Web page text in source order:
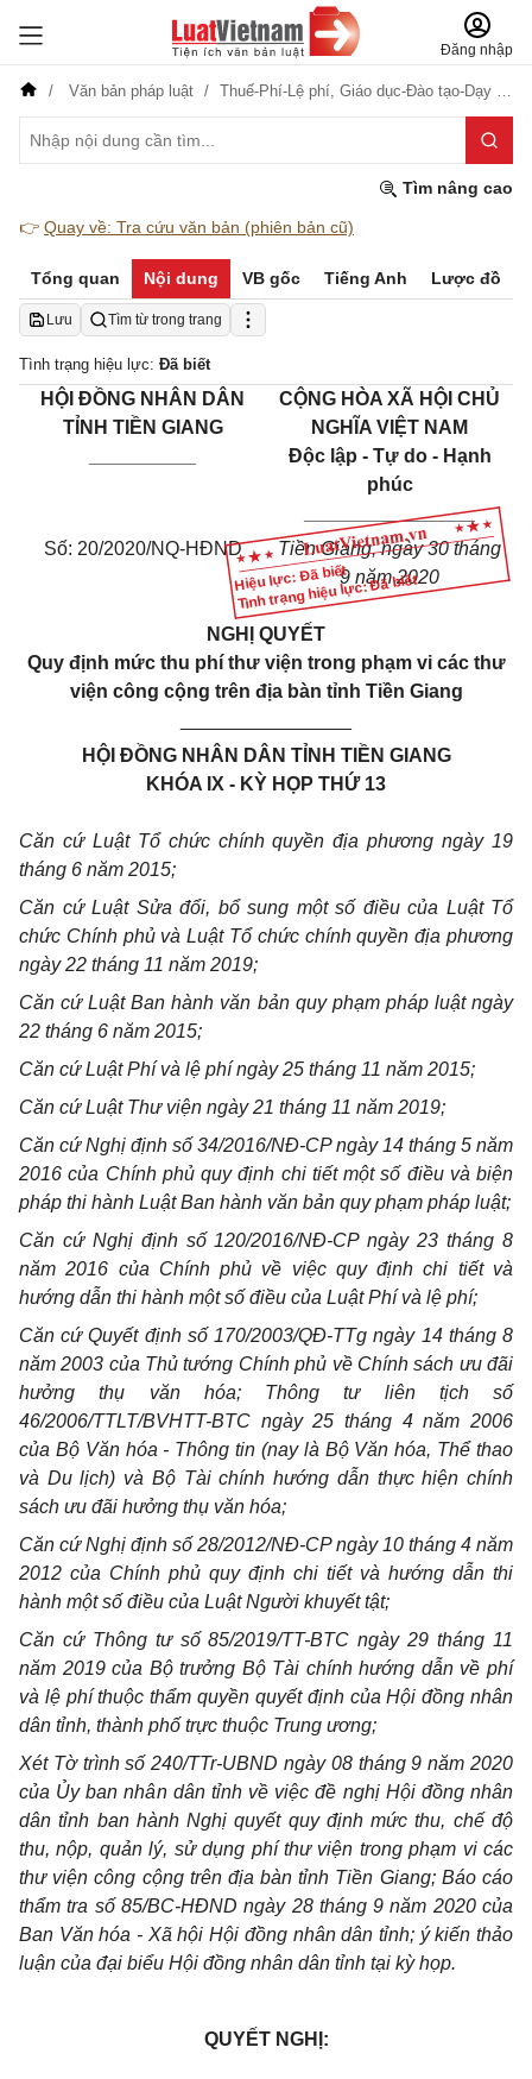
Đăng nhập
Văn bản pháp luật Thuế-Phí-Lệ phí, Giáo dục-Đào tạo-Dạy nghề
Tìm nâng cao
👉 Quay về: Tra cứu văn bản (phiên bản cũ)
Tổng quan Nội dung VB gốc Tiếng Anh Lược đồ
Lưu Tìm từ trong trang
Tình trạng hiệu lực: Đã biết
Hiệu lực: Đã biết
Tình trạng hiệu lực: Đã biết
HỘI ĐỒNG NHÂN DÂN
TỈNH TIỀN GIANG
CỘNG HÒA XÃ HỘI CHỦ
NGHĨA VIỆT NAM
Độc lập - Tự do - Hạnh
phúc
________________
Số: 20/2020/NQ-HĐND
Tiền Giang, ngày 30 tháng
9 năm 2020
NGHỊ QUYẾT
Quy định mức thu phí thư viện trong phạm vi các thư
viện công cộng trên địa bàn tỉnh Tiền Giang
HỘI ĐỒNG NHÂN DÂN TỈNH TIỀN GIANG
KHÓA IX - KỲ HỌP THỨ 13
Căn cứ Luật Tổ chức chính quyền địa phương ngày 19
tháng 6 năm 2015;
Căn cứ Luật Sửa đổi, bổ sung một số điều của Luật Tổ
chức Chính phủ và Luật Tổ chức chính quyền địa phương
ngày 22 tháng 11 năm 2019;
Căn cứ Luật Ban hành văn bản quy phạm pháp luật ngày
22 tháng 6 năm 2015;
Căn cứ Luật Phí và lệ phí ngày 25 tháng 11 năm 2015;
Căn cứ Luật Thư viện ngày 21 tháng 11 năm 2019;
Căn cứ Nghị định số 34/2016/NĐ-CP ngày 14 tháng 5 năm
2016 của Chính phủ quy định chi tiết một số điều và biện
pháp thi hành Luật Ban hành văn bản quy phạm pháp luật;
Căn cứ Nghị định số 120/2016/NĐ-CP ngày 23 tháng 8
năm 2016 của Chính phủ về việc quy định chi tiết và
hướng dẫn thi hành một số điều của Luật Phí và lệ phí;
Căn cứ Quyết định số 170/2003/QĐ-TTg ngày 14 tháng 8
năm 2003 của Thủ tướng Chính phủ về Chính sách ưu đãi
hưởng thụ văn hóa; Thông tư liên tịch số
46/2006/TTLT/BVHTT-BTC ngày 25 tháng 4 năm 2006
của Bộ Văn hóa - Thông tin (nay là Bộ Văn hóa, Thể thao
và Du lịch) và Bộ Tài chính hướng dẫn thực hiện chính
sách ưu đãi hưởng thụ văn hóa;
Căn cứ Nghị định số 28/2012/NĐ-CP ngày 10 tháng 4 năm
2012 của Chính phủ quy định chi tiết và hướng dẫn thi
hành một số điều của Luật Người khuyết tật;
Căn cứ Thông tư số 85/2019/TT-BTC ngày 29 tháng 11
năm 2019 của Bộ trưởng Bộ Tài chính hướng dẫn về phí
và lệ phí thuộc thẩm quyền quyết định của Hội đồng nhân
dân tỉnh, thành phố trực thuộc Trung ương;
Xét Tờ trình số 240/TTr-UBND ngày 08 tháng 9 năm 2020
của Ủy ban nhân dân tỉnh về việc đề nghị Hội đồng nhân
dân tỉnh ban hành Nghị quyết quy định mức thu, chế độ
thu, nộp, quản lý, sử dụng phí thư viện trong phạm vi các
thư viện công cộng trên địa bàn tỉnh Tiền Giang; Báo cáo
thẩm tra số 85/BC-HĐND ngày 28 tháng 9 năm 2020 của
Ban Văn hóa - Xã hội Hội đồng nhân dân tỉnh; ý kiến thảo
luận của đại biểu Hội đồng nhân dân tỉnh tại kỳ họp.
QUYẾT NGHỊ: